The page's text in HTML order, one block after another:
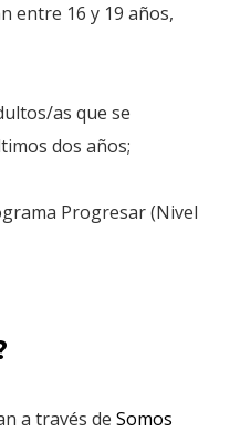
entre 16 y 19 años,
as que se
dos años;
Progresar (Nivel
a través de Somos